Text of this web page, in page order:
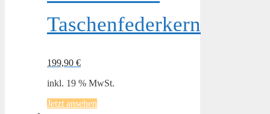
Taschenfederkern
199,90 €
inkl. 19 % MwSt.
Jetzt ansehen